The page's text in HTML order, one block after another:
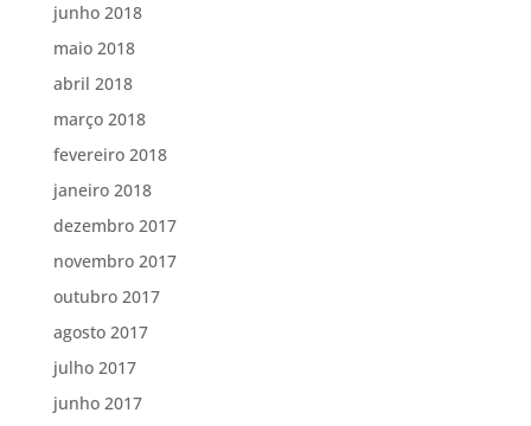
junho 2018
maio 2018
abril 2018
março 2018
fevereiro 2018
janeiro 2018
dezembro 2017
novembro 2017
outubro 2017
agosto 2017
julho 2017
junho 2017